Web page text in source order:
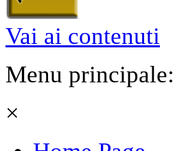
Vai ai contenuti
Menu principale:
×